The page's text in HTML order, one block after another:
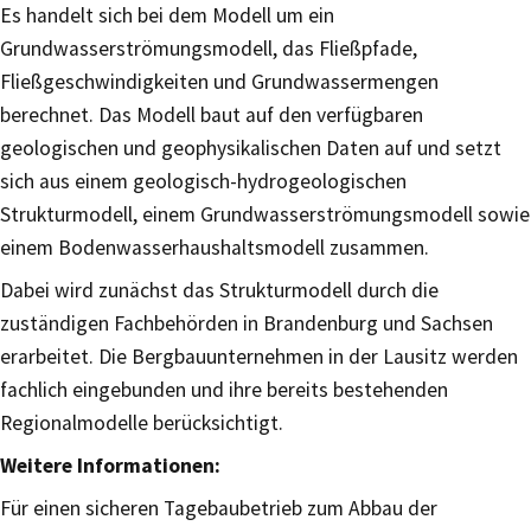
Es handelt sich bei dem Modell um ein
Grundwasserströmungsmodell, das Fließpfade,
Fließgeschwindigkeiten und Grundwassermengen
berechnet. Das Modell baut auf den verfügbaren
geologischen und geophysikalischen Daten auf und setzt
sich aus einem geologisch-hydrogeologischen
Strukturmodell, einem Grundwasserströmungsmodell sowie
einem Bodenwasserhaushaltsmodell zusammen.
Dabei wird zunächst das Strukturmodell durch die
zuständigen Fachbehörden in Brandenburg und Sachsen
erarbeitet. Die Bergbauunternehmen in der Lausitz werden
fachlich eingebunden und ihre bereits bestehenden
Regionalmodelle berücksichtigt.
Weitere Informationen:
Für einen sicheren Tagebaubetrieb zum Abbau der